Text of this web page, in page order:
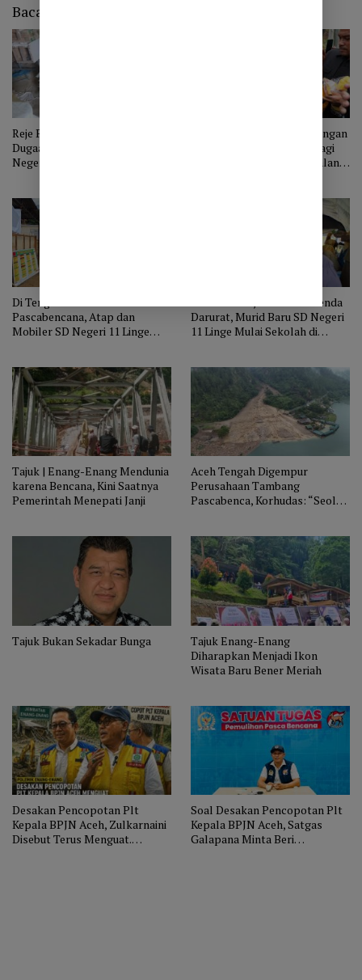
Baca Juga
Reje Pantan Nangka Bantah
Dugaan Pencurian Atap SD
Negeri 11 Linge: Dibongkar
Berizin Pak Sahrial, Perjuangan
Menghadirkan Harapan bagi
Tajuk Enang-Enang dan Jalan
Di Tengah Derita
Pascabencana, Atap dan
Mobiler SD Negeri 11 Linge
Disambut Sajian Adat di Tenda
Darurat, Murid Baru SD Negeri
11 Linge Mulai Sekolah di
Tajuk | Enang-Enang Mendunia
karena Bencana, Kini Saatnya
Pemerintah Menepati Janji
Aceh Tengah Digempur
Perusahaan Tambang
Pascabenca, Korhudas: “Seolah
Tajuk Bukan Sekadar Bunga
Tajuk Enang-Enang
Diharapkan Menjadi Ikon
Wisata Baru Bener Meriah
Desakan Pencopotan Plt
Kepala BPJN Aceh, Zulkarnaini
Disebut Terus Menguat.
Soal Desakan Pencopotan Plt
Kepala BPJN Aceh, Satgas
Galapana Minta Beri